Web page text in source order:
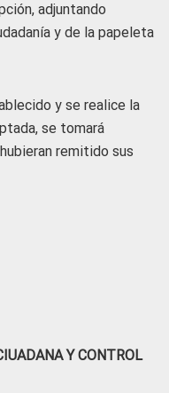
adjuntando
y de la papeleta
y se realice la
se tomará
remitido sus
Y CONTROL